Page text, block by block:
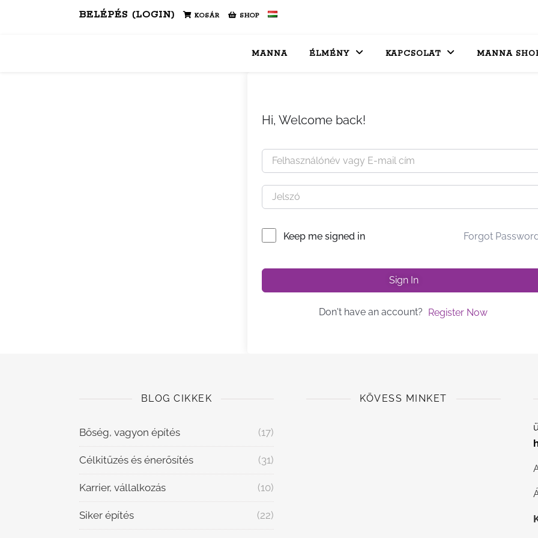
BELÉPÉS (LOGIN) KOSÁR SHOP
MANNA ÉLMÉNY KAPCSOLAT MANNA
Hi, Welcome back!
Keep me signed in Forgot
Sign In
Don't have an account? Register Now
BLOG CIKKEK
Bőség, vagyon építés (17)
Célkitűzés és énerősítés (31)
Karrier, vállalkozás (10)
Siker építés (22)
KÖVESS MINKET